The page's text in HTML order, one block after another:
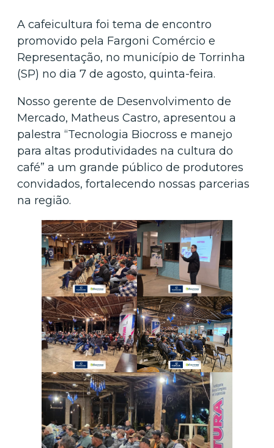
A cafeicultura foi tema de encontro
promovido pela Fargoni Comércio e
Representação, no município de Torrinha
(SP) no dia 7 de agosto, quinta-feira.
Nosso gerente de Desenvolvimento de
Mercado, Matheus Castro, apresentou a
palestra “Tecnologia Biocross e manejo
para altas produtividades na cultura do
café” a um grande público de produtores
convidados, fortalecendo nossas parcerias
na região.